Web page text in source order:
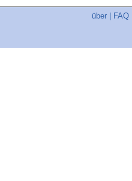
über FAQ